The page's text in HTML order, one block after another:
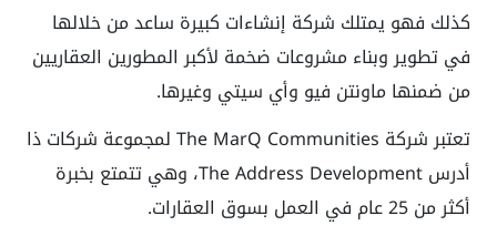
كذلك فهو يمتلك شركة إنشاءات كبيرة ساعد من خلالها
في تطوير وبناء مشروعات ضخمة لأكبر المطورين العقاريين
من ضمنها ماونتن فيو وأي سيتي وغيرها.
تعتبر شركة The MarQ Communities لمجموعة شركات ذا
أدرس The Address Development، وهي تتمتع بخبرة
أكثر من 25 عام في العمل بسوق العقارات.